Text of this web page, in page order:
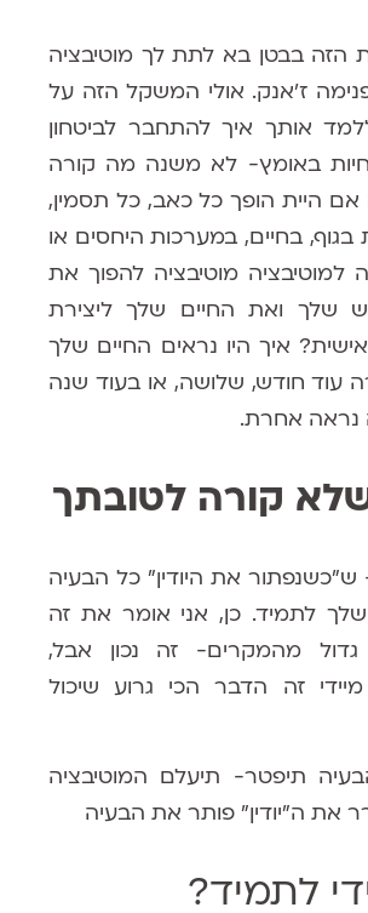
הזה בבטן בא לתת לך מוטיבציה
ז׳אנק. אולי המשקל הזה על
אותך איך להתחבר לביטחון
באומץ- לא משנה מה קורה
היית הופך כל כאב, כל תסמין,
בחיים, במערכות היחסים או
למוטיבציה מוטיבציה להפוך את
שלך ואת החיים שלך ליצירת
איך היו נראים החיים שלך
עוד חודש, שלושה, או בעוד שנה
נראה אחרת.
קורה לטובתך
ש״כשנפתור את היודין״ כל הבעיה
לתמיד. כן, אני אומר את זה
מהמקרים- זה נכון אבל,
זה הדבר הכי גרוע שיכול
תיפטר- תיעלם המוטיבציה
את ה״יודין״ פותר את הבעיה
לתמיד?